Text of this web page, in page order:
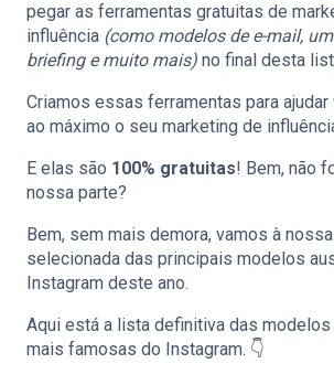
pegar as ferramentas gratuitas de
influência (como modelos de e-mail,
briefing e muito mais) no final desta
Criamos essas ferramentas para
ao máximo o seu marketing de
E elas são 100% gratuitas! Bem, não
nossa parte?
Bem, sem mais demora, vamos à
selecionada das principais modelos
Instagram deste ano.
Aqui está a lista definitiva das modelos
mais famosas do Instagram. 👇